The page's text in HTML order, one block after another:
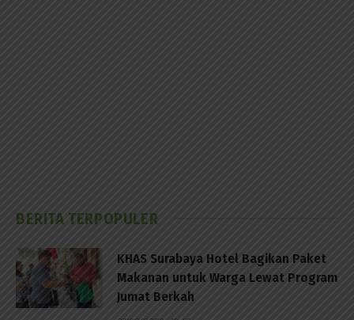
BERITA TERPOPULER
KHAS Surabaya Hotel Bagikan Paket
Makanan untuk Warga Lewat Program
Jumat Berkah